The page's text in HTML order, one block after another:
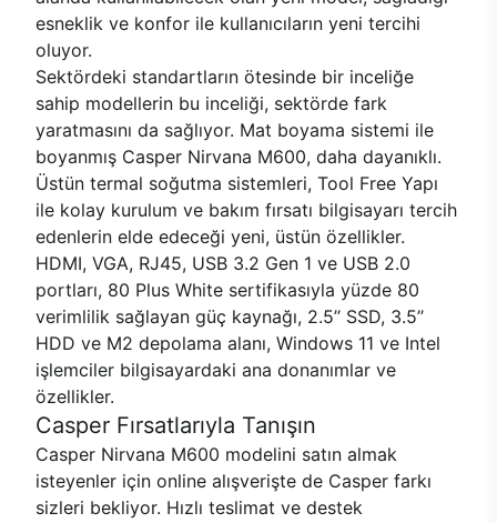
esneklik ve konfor ile kullanıcıların yeni tercihi
oluyor.
Sektördeki standartların ötesinde bir inceliğe
sahip modellerin bu inceliği, sektörde fark
yaratmasını da sağlıyor. Mat boyama sistemi ile
boyanmış Casper Nirvana M600, daha dayanıklı.
Üstün termal soğutma sistemleri, Tool Free Yapı
ile kolay kurulum ve bakım fırsatı bilgisayarı tercih
edenlerin elde edeceği yeni, üstün özellikler.
HDMI, VGA, RJ45, USB 3.2 Gen 1 ve USB 2.0
portları, 80 Plus White sertifikasıyla yüzde 80
verimlilik sağlayan güç kaynağı, 2.5’’ SSD, 3.5’’
HDD ve M2 depolama alanı, Windows 11 ve Intel
işlemciler bilgisayardaki ana donanımlar ve
özellikler.
Casper Fırsatlarıyla Tanışın
Casper Nirvana M600 modelini satın almak
isteyenler için online alışverişte de Casper farkı
sizleri bekliyor. Hızlı teslimat ve destek